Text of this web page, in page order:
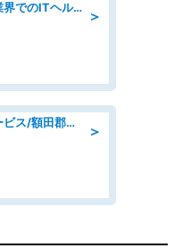
＞
ヘルプデスク/外資系保険業界でのITヘルプデスク業務/駅近/即日勤務可/ヘルプデスク
＞
介護職・ヘルパー/デイサービス/額田郡幸田町/JR東海道本線 幸田/愛知県